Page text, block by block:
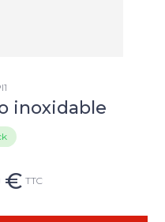
inoxidable
€ TTC